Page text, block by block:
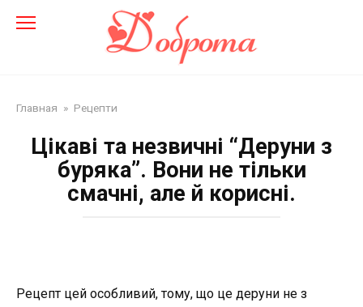
Главная » Рецепти
Цікаві та незвичні “Деруни з
буряка”. Вони не тільки
смачні, але й корисні.
Рецепт цей особливий, тому, що це деруни не з